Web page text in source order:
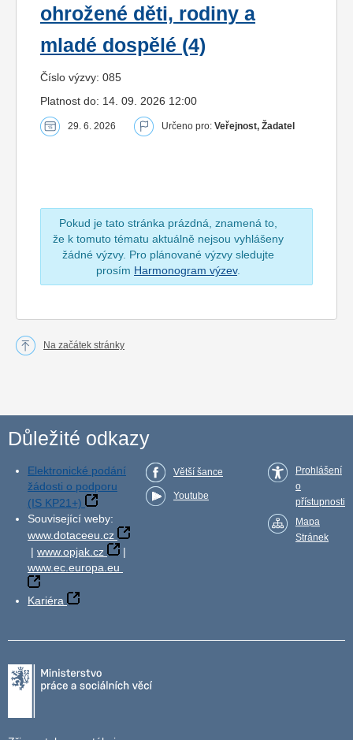
ohrožené děti, rodiny a
mladé dospělé (4)
Číslo výzvy: 085
Platnost do: 14. 09. 2026 12:00
29. 6. 2026 Určeno pro: Veřejnost, Žadatel
Pokud je tato stránka prázdná, znamená to,
že k tomuto tématu aktuálně nejsou vyhlášeny
žádné výzvy. Pro plánované výzvy sledujte
prosím Harmonogram výzev.
Na začátek stránky
Důležité odkazy
Elektronické podání
žádosti o podporu
(IS KP21+)
Související weby:
www.dotaceeu.cz
| www.opjak.cz
|
www.ec.europa.eu
Kariéra
Větší šance
Youtube
Prohlášení
o
přístupnosti
Mapa
Stránek